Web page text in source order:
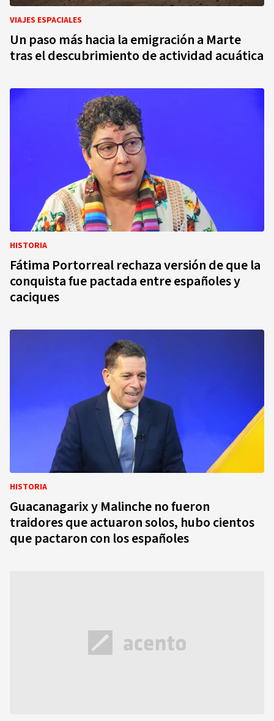
VIAJES ESPACIALES
Un paso más hacia la emigración a Marte
tras el descubrimiento de actividad acuática
HISTORIA
Fátima Portorreal rechaza versión de que la
conquista fue pactada entre españoles y
caciques
HISTORIA
Guacanagarix y Malinche no fueron
traidores que actuaron solos, hubo cientos
que pactaron con los españoles